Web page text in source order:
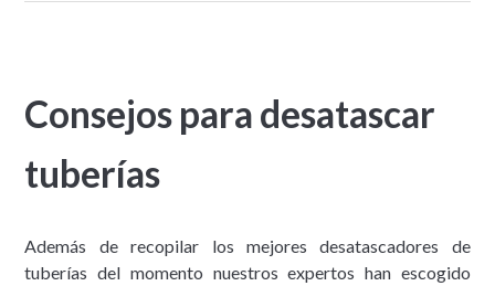
Consejos para desatascar
tuberías
Además de recopilar los mejores desatascadores de
tuberías del momento nuestros expertos han escogido